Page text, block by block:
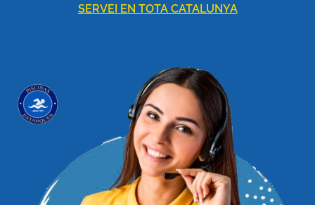
SERVEI EN TOTA CATALUNYA